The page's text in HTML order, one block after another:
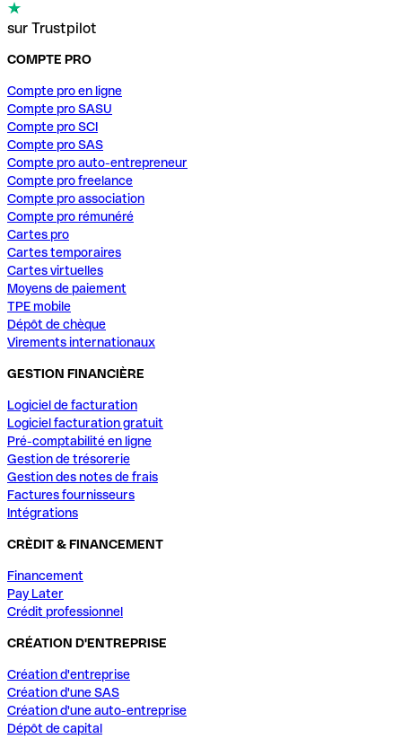
sur Trustpilot
COMPTE PRO
Compte pro en ligne
Compte pro SASU
Compte pro SCI
Compte pro SAS
Compte pro auto-entrepreneur
Compte pro freelance
Compte pro association
Compte pro rémunéré
Cartes pro
Cartes temporaires
Cartes virtuelles
Moyens de paiement
TPE mobile
Dépôt de chèque
Virements internationaux
GESTION FINANCIÈRE
Logiciel de facturation
Logiciel facturation gratuit
Pré-comptabilité en ligne
Gestion de trésorerie
Gestion des notes de frais
Factures fournisseurs
Intégrations
CRÈDIT & FINANCEMENT
Financement
Pay Later
Crédit professionnel
CRÉATION D'ENTREPRISE
Création d'entreprise
Création d'une SAS
Création d'une auto-entreprise
Dépôt de capital